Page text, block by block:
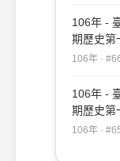
106年 -
期歷史第
106年 ·
106年 -
期歷史第
106年 ·